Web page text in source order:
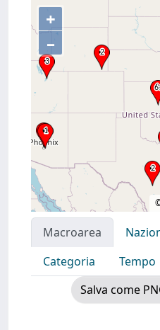
+
–
Macroarea
Categoria
Tempo
Salva come